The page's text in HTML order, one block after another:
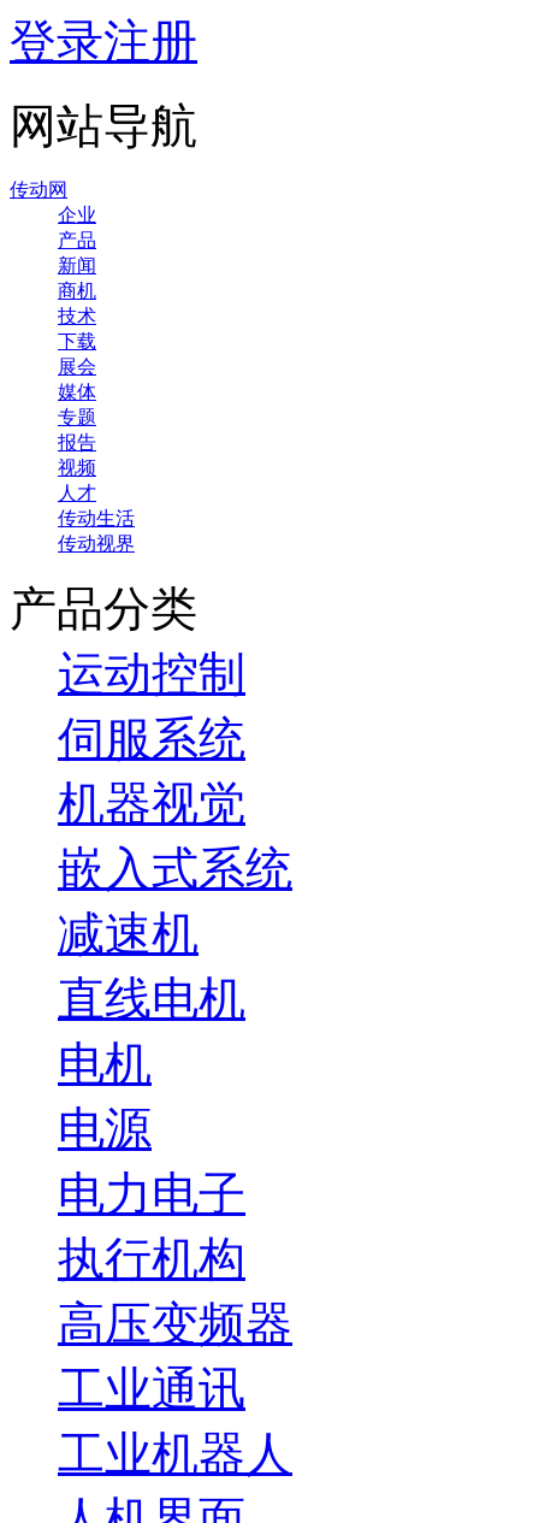
登录注册
网站导航
传动网
企业
产品
新闻
商机
技术
下载
展会
媒体
专题
报告
视频
人才
传动生活
传动视界
产品分类
运动控制
伺服系统
机器视觉
嵌入式系统
减速机
直线电机
电机
电源
电力电子
执行机构
高压变频器
工业通讯
工业机器人